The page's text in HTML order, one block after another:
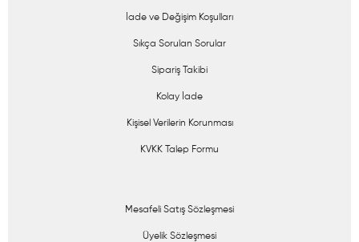
İade ve Değişim Koşulları
Sıkça Sorulan Sorular
Sipariş Takibi
Kolay İade
Kişisel Verilerin Korunması
KVKK Talep Formu
Mesafeli Satış Sözleşmesi
Üyelik Sözleşmesi